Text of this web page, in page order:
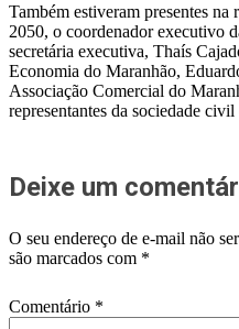
Também estiveram presentes
2050, o coordenador executivo
secretária executiva, Thaís
Economia do Maranhão,
Associação Comercial do
representantes da sociedade
Deixe um
O seu endereço de e-mail não
são marcados com *
Comentário *